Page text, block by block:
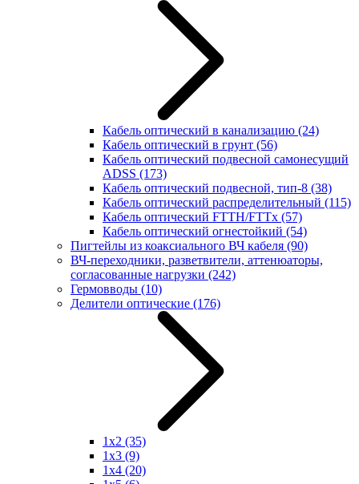
Кабель оптический в канализацию (24)
Кабель оптический в грунт (56)
Кабель оптический подвесной самонесущий
ADSS (173)
Кабель оптический подвесной, тип-8 (38)
Кабель оптический распределительный (115)
Кабель оптический FTTH/FTTx (57)
Кабель оптический огнестойкий (54)
Пигтейлы из коаксиального ВЧ кабеля (90)
ВЧ-переходники, разветвители, аттенюаторы,
согласованные нагрузки (242)
Гермовводы (10)
Делители оптические (176)
1x2 (35)
1x3 (9)
1x4 (20)